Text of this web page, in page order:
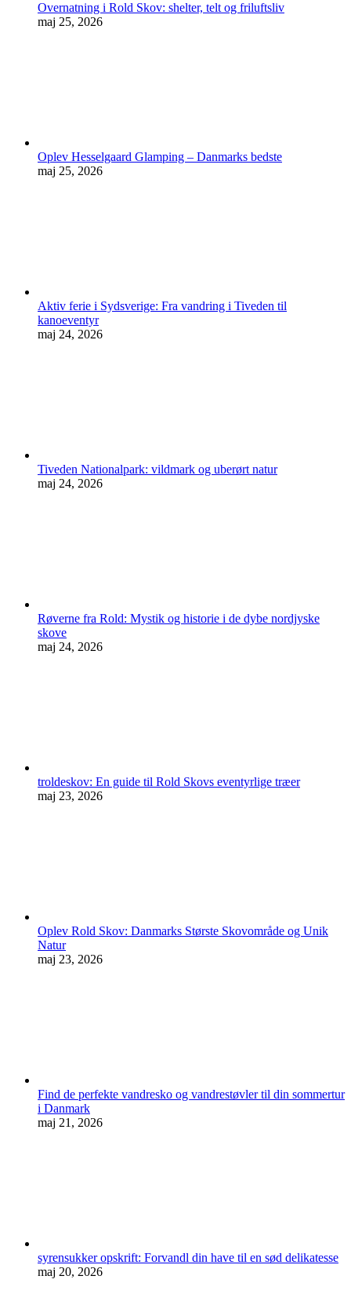
Overnatning i Rold Skov: shelter, telt og friluftsliv
maj 25, 2026
Oplev Hesselgaard Glamping – Danmarks bedste
maj 25, 2026
Aktiv ferie i Sydsverige: Fra vandring i Tiveden til
kanoeventyr
maj 24, 2026
Tiveden Nationalpark: vildmark og uberørt natur
maj 24, 2026
Røverne fra Rold: Mystik og historie i de dybe nordjyske
skove
maj 24, 2026
troldeskov: En guide til Rold Skovs eventyrlige træer
maj 23, 2026
Oplev Rold Skov: Danmarks Største Skovområde og Unik
Natur
maj 23, 2026
Find de perfekte vandresko og vandrestøvler til din sommertur
i Danmark
maj 21, 2026
syrensukker opskrift: Forvandl din have til en sød delikatesse
maj 20, 2026